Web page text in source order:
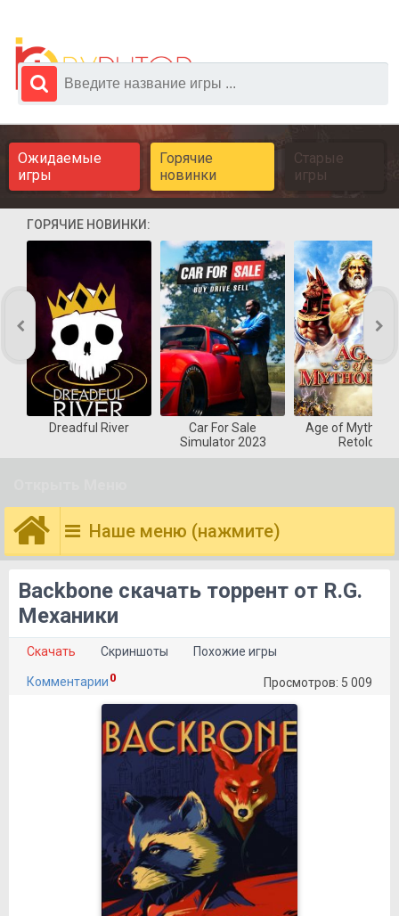
Ожидаемые
игры
Горячие
новинки
Старые
игры
ГОРЯЧИЕ НОВИНКИ:
Dreadful River
Car For Sale
Simulator 2023
Age of
Retold
Наше меню (нажмите)
Backbone скачать торрент от R.G.
Механики
Скачать Скриншоты Похожие игры
Комментарии 0 Просмотров: 5 009